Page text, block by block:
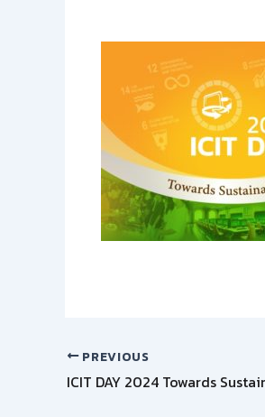
PREVIOUS
ICIT DAY 2024 Towards